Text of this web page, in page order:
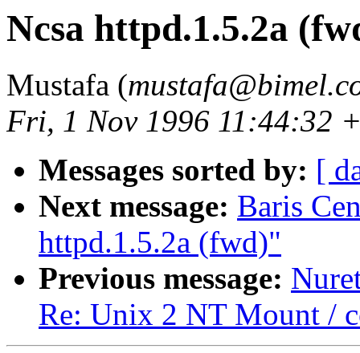
Ncsa httpd.1.5.2a
Mustafa (
Fri, 1 Nov 1996 11:44:32
Messages sorted by: [
Next message: Baris
httpd.1.5.2a (fwd)"
Previous message:
Re: Unix 2 NT Mount /